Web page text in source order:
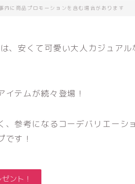
内に商品プロモーションを含む場合があります
、安くて可愛い大人カジュア
テムが続々登場！
、参考になるコーデバリエーシ
す！
ント！